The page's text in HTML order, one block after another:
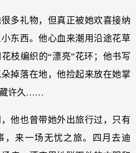
多礼物，但真正被她欢喜接纳
东西。他心血来潮用沿途花草
枝编织的“漂亮”花环；他书写
掉落在地，他捡起来放在她掌
藏许久……
他也曾带她外出旅行过，只有
，来一场无忧之旅。四月去迪